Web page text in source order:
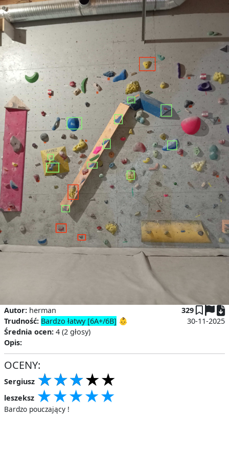
Autor: herman
Trudność: Bardzo łatwy [6A+/6B] 👶
Średnia ocen: 4 (2 głosy)
329
30-11-2025
Opis:
OCENY:
Sergiusz ★
★★
★★★
★★★★
★★★★★
leszeksz ★
★★
★★★
★★★★
★★★★★
Bardzo pouczający !